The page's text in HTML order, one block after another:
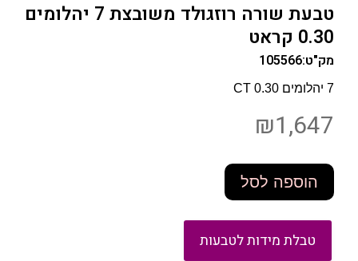
טבעת שורה רוזגולד משובצת 7 יהלומים
0.30 קראט
מק"ט:105566
7 יהלומים 0.30 CT
₪1,647
הוספה לסל
טבלת מידות לטבעות